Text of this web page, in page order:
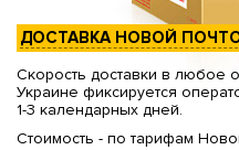
ДОСТАВКА НОВОЙ
Скорость доставки в любое
Украине фиксируется
1-3 календарных дней.
Стоимость - по тарифам